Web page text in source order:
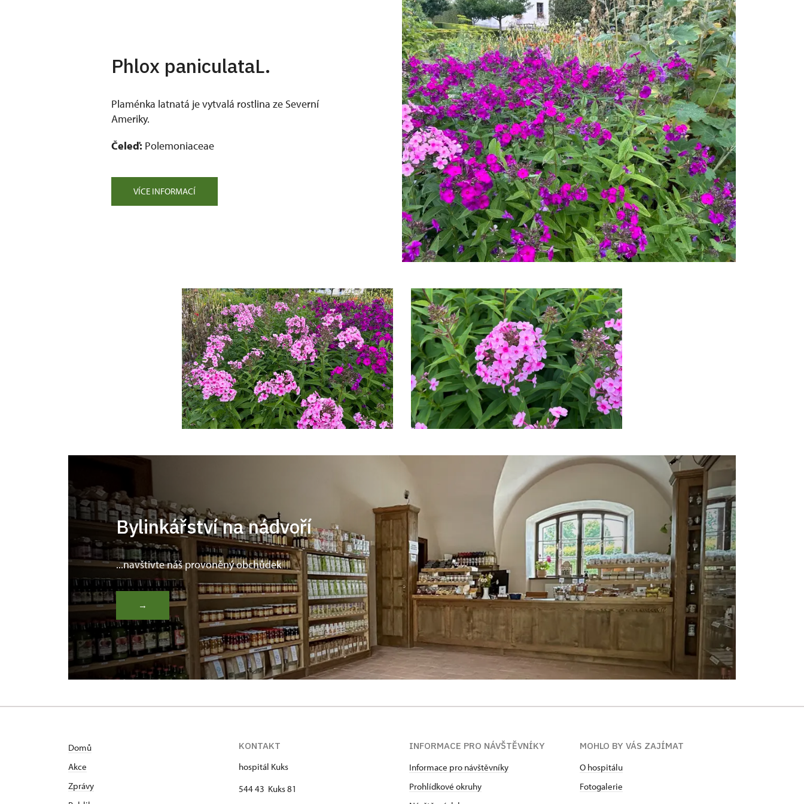
Phlox paniculataL.
Plaménka latnatá je vytvalá rostlina ze Severní
Ameriky.
Čeleď: Polemoniaceae
VÍCE INFORMACÍ
Bylinkářství na nádvoří
...navštivte náš provoněný obchůdek
→
Domů
Akce
Zprávy
KONTAKT
hospitál Kuks
544 43 Kuks 81
INFORMACE PRO NÁVŠTĚVNÍKY
Informace pro návštěvníky
Prohlídkové okruhy
MOHLO BY VÁS ZAJÍMAT
O hospitálu
Fotogalerie